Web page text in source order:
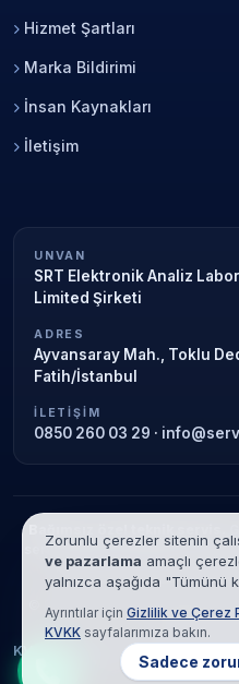
Hizmet Şartları
Marka Bildirimi
İnsan Kaynakları
İletişim
UNVAN
SRT Elektronik Analiz
Limited Şirketi
ADRES
Ayvansaray Mah., Toklu
Fatih/İstanbul
İLETIŞIM
0850 260 03 29 ·
servis kapsamındaki cihazlar
tanımlama amaçlıdır; yetkili
© 2026 SRT Elektronik Analiz
Şirketi. Tüm
KVKK
Çerez Politikası
Zorunlu çerezler sitenin
ve pazarlama amaçlı
yalnızca aşağıda "Tümünü
Ayrıntılar için Gizlilik ve Çerez
KVKK sayfalarımıza bakın.
Sadece